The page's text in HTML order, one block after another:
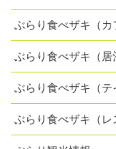
ぶらり食べザキ（カ
ぶらり食べザキ（居
ぶらり食べザキ（テ
ぶらり食べザキ（レ